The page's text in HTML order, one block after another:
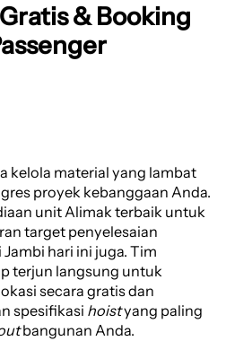
& Booking
kelola material yang lambat
proyek kebanggaan Anda.
unit Alimak terbaik untuk
target penyelesaian
hari ini juga. Tim
terjun langsung untuk
secara gratis dan
spesifikasi hoistyang paling
bangunan Anda.